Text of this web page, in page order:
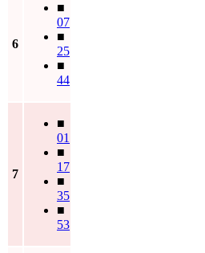
6
■
07
■
25
■
44
7
■
01
■
17
■
35
■
53